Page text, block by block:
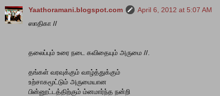
Yaathoramani.blogspot.com
April 6, 2012 at 5:07 AM
ஸாதிகா //
தலைப்பும் உரை நடை கவிதையும் அருமை //.
தங்கள் வரவுக்கும் வாழ்த்துக்கும்
உற்சாகமூட்டும் அருமையான
பின்னூட்டத்திற்கும் ம்னமார்ந்த நன்றி